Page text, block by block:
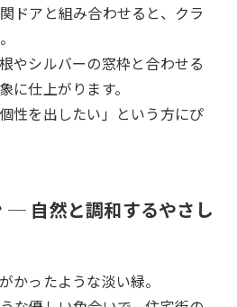
ドアと組み合わせると、クラ
やシルバーの窓枠と合わせる
に仕上がります。
性を出したい」という方にぴ
自然と調和するやさし
かったような淡い緑。